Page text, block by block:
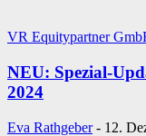
VR Equitypartner
NEU: Spezial-
2024
Eva Rathgeber - 12.